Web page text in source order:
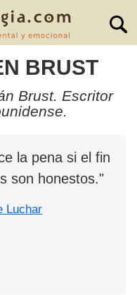
BRUST
Brust. Escritor
la pena si el fin
son honestos."
Luchar